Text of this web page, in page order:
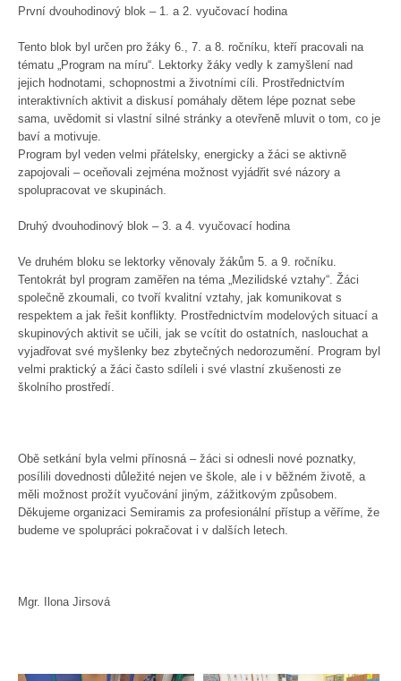
První dvouhodinový blok – 1. a 2. vyučovací hodina
Tento blok byl určen pro žáky 6., 7. a 8. ročníku, kteří pracovali na
tématu „Program na míru“. Lektorky žáky vedly k zamyšlení nad
jejich hodnotami, schopnostmi a životními cíli. Prostřednictvím
interaktivních aktivit a diskusí pomáhaly dětem lépe poznat sebe
sama, uvědomit si vlastní silné stránky a otevřeně mluvit o tom, co je
baví a motivuje.
Program byl veden velmi přátelsky, energicky a žáci se aktivně
zapojovali – oceňovali zejména možnost vyjádřit své názory a
spolupracovat ve skupinách.
Druhý dvouhodinový blok – 3. a 4. vyučovací hodina
Ve druhém bloku se lektorky věnovaly žákům 5. a 9. ročníku.
Tentokrát byl program zaměřen na téma „Mezilidské vztahy“. Žáci
společně zkoumali, co tvoří kvalitní vztahy, jak komunikovat s
respektem a jak řešit konflikty. Prostřednictvím modelových situací a
skupinových aktivit se učili, jak se vcítit do ostatních, naslouchat a
vyjadřovat své myšlenky bez zbytečných nedorozumění. Program byl
velmi praktický a žáci často sdíleli i své vlastní zkušenosti ze
školního prostředí.
Obě setkání byla velmi přínosná – žáci si odnesli nové poznatky,
posílili dovednosti důležité nejen ve škole, ale i v běžném životě, a
měli možnost prožít vyučování jiným, zážitkovým způsobem.
Děkujeme organizaci Semiramis za profesionální přístup a věříme, že
budeme ve spolupráci pokračovat i v dalších letech.
Mgr. Ilona Jirsová